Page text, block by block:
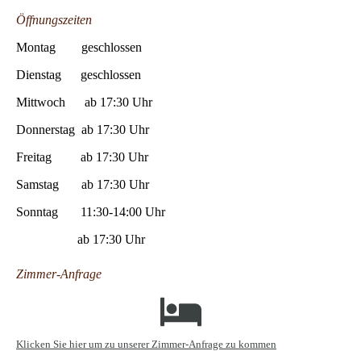
Öffnungszeiten
Montag geschlossen
Dienstag geschlossen
Mittwoch ab 17:30 Uhr
Donnerstag ab 17:30 Uhr
Freitag ab 17:30 Uhr
Samstag ab 17:30 Uhr
Sonntag 11:30-14:00 Uhr
ab 17:30 Uhr
Zimmer-Anfrage
Klicken Sie hier um zu unserer Zimmer-Anfrage zu kommen